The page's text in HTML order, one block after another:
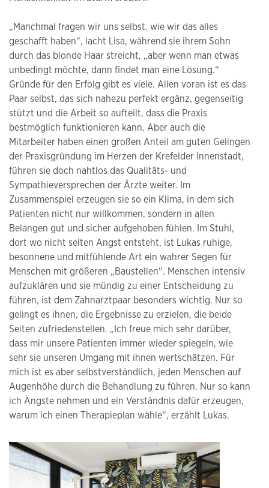
„Manchmal fragen wir uns selbst, wie wir das alles
geschafft haben“, lacht Lisa, während sie ihrem Sohn
durch das blonde Haar streicht, „aber wenn man etwas
unbedingt möchte, dann findet man eine Lösung.“
Gründe für den Erfolg gibt es viele. Allen voran ist es das
Paar selbst, das sich nahezu perfekt ergänz, gegenseitig
stützt und die Arbeit so aufteilt, dass die Praxis
bestmöglich funktionieren kann. Aber auch die
Mitarbeiter haben einen großen Anteil am guten Gelingen
der Praxisgründung im Herzen der Krefelder Innenstadt,
führen sie doch nahtlos das Qualitäts- und
Sympathieversprechen der Ärzte weiter. Im
Zusammenspiel erzeugen sie so ein Klima, in dem sich
Patienten nicht nur willkommen, sondern in allen
Belangen gut und sicher aufgehoben fühlen. Im Stuhl,
dort wo nicht selten Angst entsteht, ist Lukas ruhige,
besonnene und mitfühlende Art ein wahrer Segen für
Menschen mit größeren „Baustellen“. Menschen intensiv
aufzuklären und sie mündig zu einer Entscheidung zu
führen, ist dem Zahnarztpaar besonders wichtig. Nur so
gelingt es ihnen, die Ergebnisse zu erzielen, die beide
Seiten zufriedenstellen. „Ich freue mich sehr darüber,
dass mir unsere Patienten immer wieder spiegeln, wie
sehr sie unseren Umgang mit ihnen wertschätzen. Für
mich ist es aber selbstverständlich, jeden Menschen auf
Augenhöhe durch die Behandlung zu führen. Nur so kann
ich Ängste nehmen und ein Verständnis dafür erzeugen,
warum ich einen Therapieplan wähle“, erzählt Lukas.